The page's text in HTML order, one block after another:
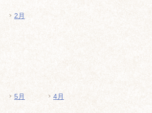
2月
5月 4月